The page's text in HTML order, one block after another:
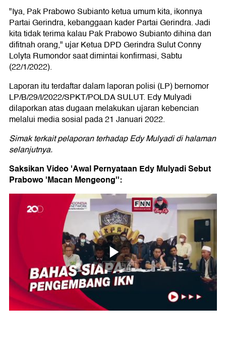
"Iya, Pak Prabowo Subianto ketua umum kita, ikonnya
Partai Gerindra, kebanggaan kader Partai Gerindra. Jadi
kita tidak terima kalau Pak Prabowo Subianto dihina dan
difitnah orang," ujar Ketua DPD Gerindra Sulut Conny
Lolyta Rumondor saat dimintai konfirmasi, Sabtu
(22/1/2022).
Laporan itu terdaftar dalam laporan polisi (LP) bernomor
LP/B/29/I/2022/SPKT/POLDA SULUT. Edy Mulyadi
dilaporkan atas dugaan melakukan ujaran kebencian
melalui media sosial pada 21 Januari 2022.
Simak terkait pelaporan terhadap Edy Mulyadi di halaman
selanjutnya.
Saksikan Video 'Awal Pernyataan Edy Mulyadi Sebut
Prabowo 'Macan Mengeong'':